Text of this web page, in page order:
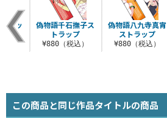
偽物語八九寺真宵
ストラップ
¥880（税込）
ラッ
込）
偽物語千石撫子ス
トラップ
¥880（税込）
この商品と同じ作品タイトルの商品